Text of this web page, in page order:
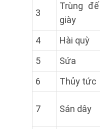
3
Trùng đế
giày
4
Hài quỳ
5
Sứa
6
Thủy tức
7 Sán dây